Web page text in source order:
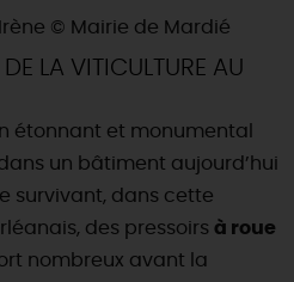
LA VITICULTURE AU
étonnant et monumental
un bâtiment aujourd’hui
survivant, dans cette
des pressoirs à roue
nombreux avant la